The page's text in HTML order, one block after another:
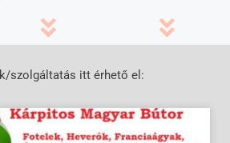
szolgáltatás itt érhető el: